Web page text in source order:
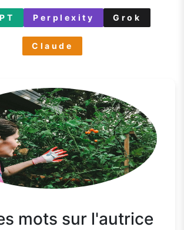
Perplexity Grok
Claude
mots sur l'autrice